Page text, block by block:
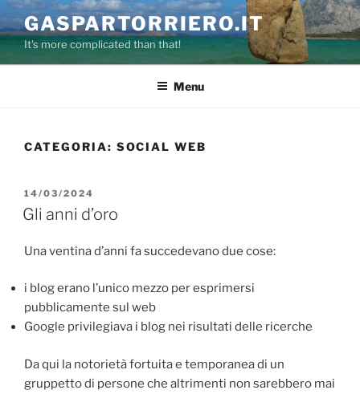
Salta
al
contenuto
GASPARTORRIERO.IT
It's more complicated than that!
Menu
CATEGORIA: SOCIAL WEB
PUBBLICATO
IL
14/03/2024
Gli anni d’oro
Una ventina d’anni fa succedevano due cose:
i blog erano l’unico mezzo per esprimersi
pubblicamente sul web
Google privilegiava i blog nei risultati delle ricerche
Da qui la notorietà fortuita e temporanea di un
gruppetto di persone che altrimenti non sarebbero mai